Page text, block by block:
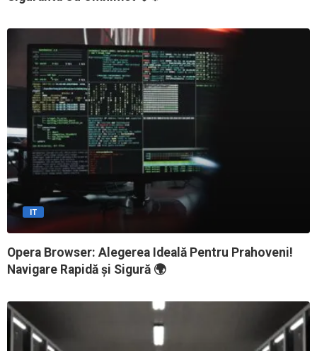
IT
Opera Browser: Alegerea Ideală Pentru Prahoveni!
Navigare Rapidă și Sigură 🌍